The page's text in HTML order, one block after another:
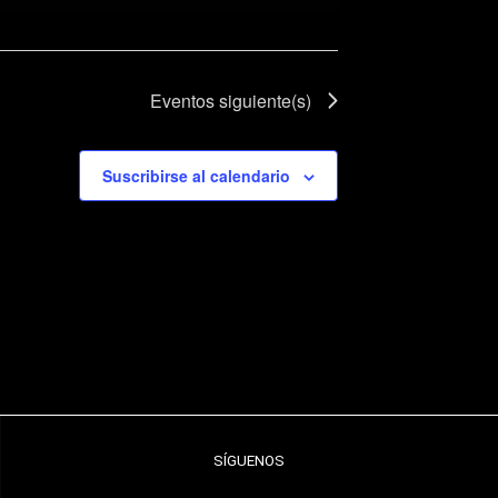
Eventossiguiente(s)
Suscribirse al calendario
SÍGUENOS